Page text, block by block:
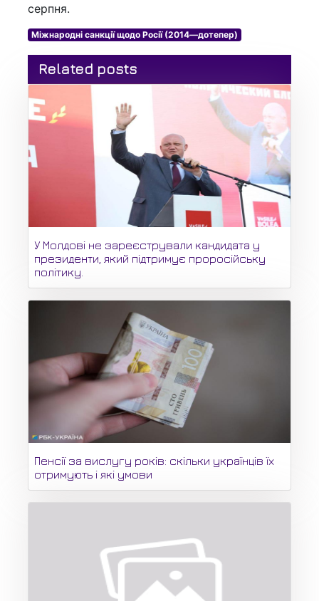
серпня.
Міжнародні санкції щодо Росії (2014—дотепер)
Related posts
У Молдові не зареєстрували кандидата у
президенти, який підтримує проросійську
політику.
Пенсії за вислугу років: скільки українців їх
отримують і які умови